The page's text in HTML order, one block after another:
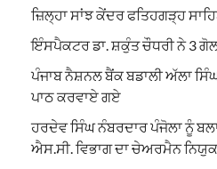
ਜ਼ਿਲ੍ਹਾ ਸਾਂਝ ਕੇਂਦਰ ਫਤਿਹਗੜ੍ਹ
ਇੰਸਪੈਕਟਰ ਡਾ. ਸ਼ਕੁੰਤ ਚੌਧਰੀ ਨੇ 3
ਪੰਜਾਬ ਨੈਸ਼ਨਲ ਬੈਂਕ ਬਡਾਲੀ ਅੱਲਾ
ਪਾਠ ਕਰਵਾਏ ਗਏ
ਹਰਦੇਵ ਸਿੰਘ ਨੰਬਰਦਾਰ ਪੰਜੋਲਾ ਨੂੰ
ਐਸ.ਸੀ. ਵਿਭਾਗ ਦਾ ਚੇਅਰਮੈਨ